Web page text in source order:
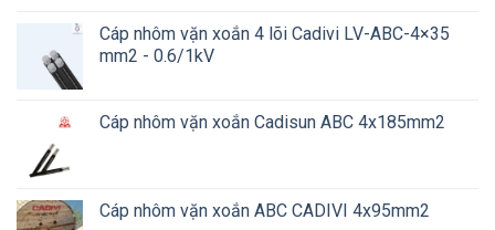
Cáp nhôm vặn xoắn 4 lõi Cadivi LV-ABC-4×35
mm2 - 0.6/1kV
Cáp nhôm vặn xoắn Cadisun ABC 4x185mm2
Cáp nhôm vặn xoắn ABC CADIVI 4x95mm2